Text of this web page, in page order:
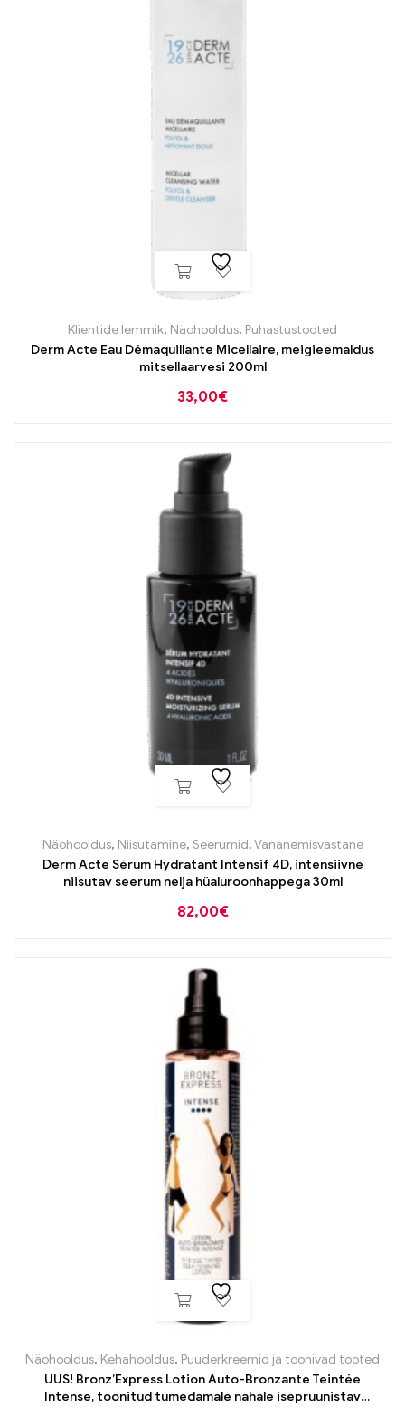
Klientide lemmik, Näohooldus, Puhastustooted
Derm Acte Eau Démaquillante Micellaire, meigieemaldus
mitsellaarvesi 200ml
33,00€
Näohooldus, Niisutamine, Seerumid,Vananemisvastane
Derm Acte Sérum Hydratant Intensif 4D, intensiivne
niisutav seerum nelja hüaluroonhappega 30ml
82,00€
Näohooldus, Kehahooldus, Puuderkreemid ja toonivad tooted
UUS! Bronz’Express Lotion Auto-Bronzante Teintée
Intense, toonitud tumedamale nahale isepruunistav